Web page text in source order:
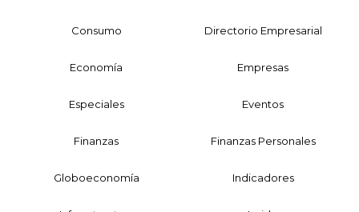
Consumo Directorio Empresarial
Economía Empresas
Especiales Eventos
Finanzas Finanzas Personales
Globoeconomía Indicadores